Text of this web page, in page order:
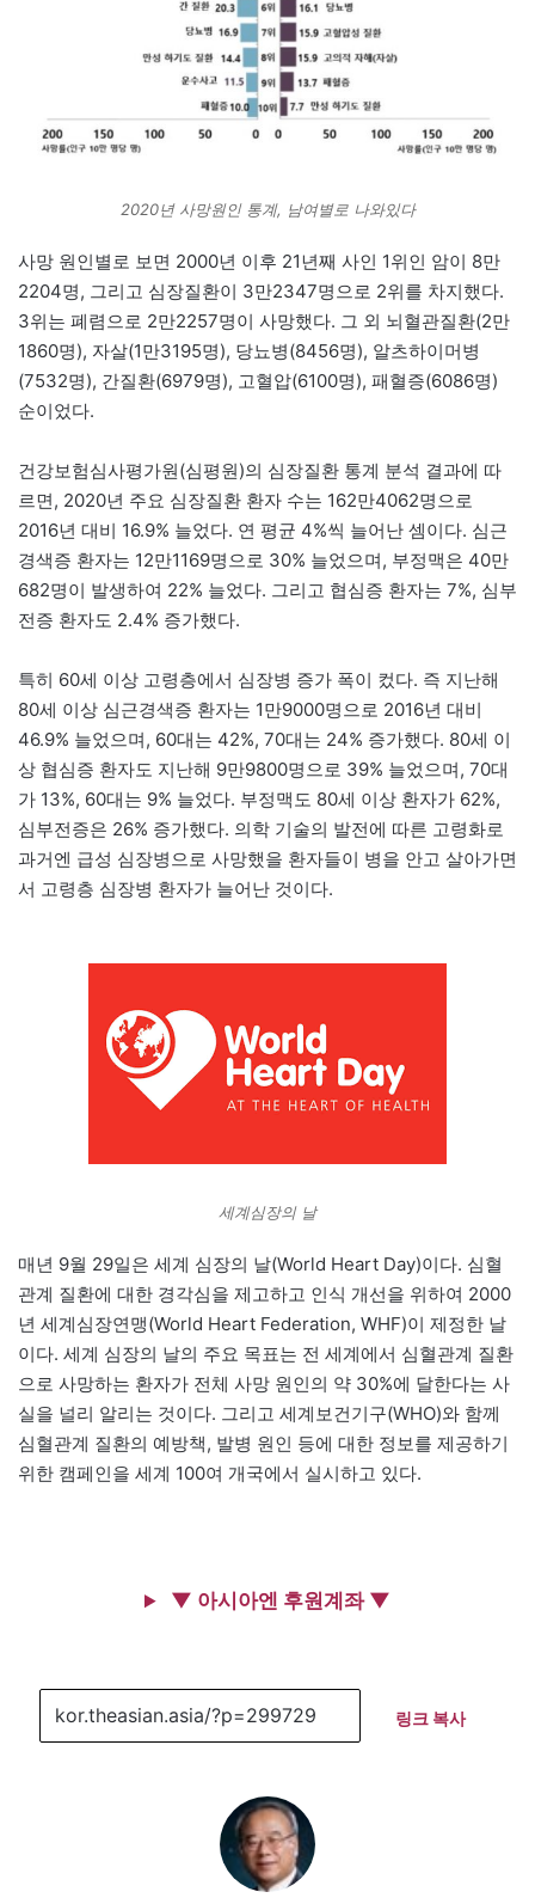
2020년 사망원인 통계, 남여별로 나와있다
사망 원인별로 보면 2000년 이후 21년째 사인 1위인 암이 8만
2204명, 그리고 심장질환이 3만2347명으로 2위를 차지했다.
3위는 폐렴으로 2만2257명이 사망했다. 그 외 뇌혈관질환(2만
1860명), 자살(1만3195명), 당뇨병(8456명), 알츠하이머병
(7532명), 간질환(6979명), 고혈압(6100명), 패혈증(6086명)
순이었다.
건강보험심사평가원(심평원)의 심장질환 통계 분석 결과에 따
르면, 2020년 주요 심장질환 환자 수는 162만4062명으로
2016년 대비 16.9% 늘었다. 연 평균 4%씩 늘어난 셈이다. 심근
경색증 환자는 12만1169명으로 30% 늘었으며, 부정맥은 40만
682명이 발생하여 22% 늘었다. 그리고 협심증 환자는 7%, 심부
전증 환자도 2.4% 증가했다.
특히 60세 이상 고령층에서 심장병 증가 폭이 컸다. 즉 지난해
80세 이상 심근경색증 환자는 1만9000명으로 2016년 대비
46.9% 늘었으며, 60대는 42%, 70대는 24% 증가했다. 80세 이
상 협심증 환자도 지난해 9만9800명으로 39% 늘었으며, 70대
가 13%, 60대는 9% 늘었다. 부정맥도 80세 이상 환자가 62%,
심부전증은 26% 증가했다. 의학 기술의 발전에 따른 고령화로
과거엔 급성 심장병으로 사망했을 환자들이 병을 안고 살아가면
서 고령층 심장병 환자가 늘어난 것이다.
세계심장의 날
매년 9월 29일은 세계 심장의 날(World Heart Day)이다. 심혈
관계 질환에 대한 경각심을 제고하고 인식 개선을 위하여 2000
년 세계심장연맹(World Heart Federation, WHF)이 제정한 날
이다. 세계 심장의 날의 주요 목표는 전 세계에서 심혈관계 질환
으로 사망하는 환자가 전체 사망 원인의 약 30%에 달한다는 사
실을 널리 알리는 것이다. 그리고 세계보건기구(WHO)와 함께
심혈관계 질환의 예방책, 발병 원인 등에 대한 정보를 제공하기
위한 캠페인을 세계 100여 개국에서 실시하고 있다.
▼ 아시아엔 후원계좌 ▼
링크 복사